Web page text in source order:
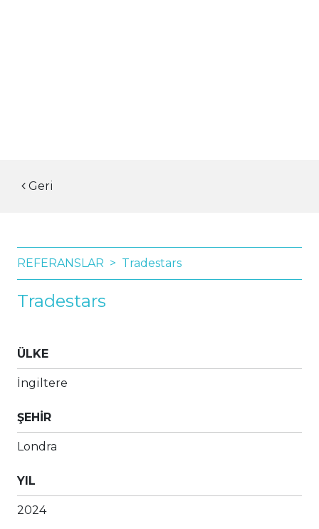
Geri
REFERANSLAR Tradestars
Tradestars
ÜLKE
İngiltere
ŞEHİR
Londra
YIL
2024